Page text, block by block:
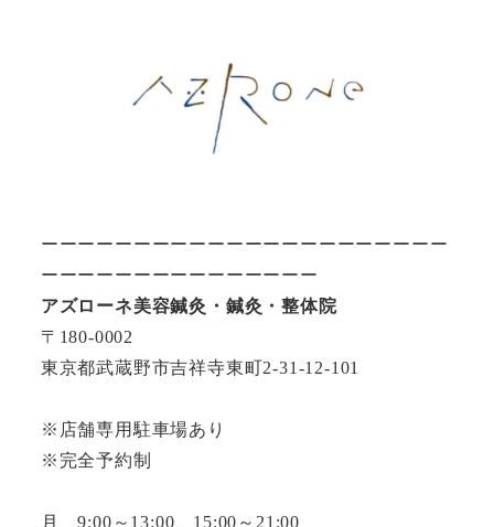
ーーーーーーーーーーーーーーーーーーーーーー
ーーーーーーーーーーーーーーー
アズローネ美容鍼灸・鍼灸・整体院
〒180-0002
東京都武蔵野市吉祥寺東町2-31-12-101
※店舗専用駐車場あり
※完全予約制
月 9:00～13:00、15:00～21:00